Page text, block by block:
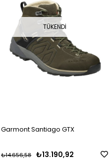
TÜKENDI
Garmont Santiago GTX
₺13.190,92
₺14.656,58